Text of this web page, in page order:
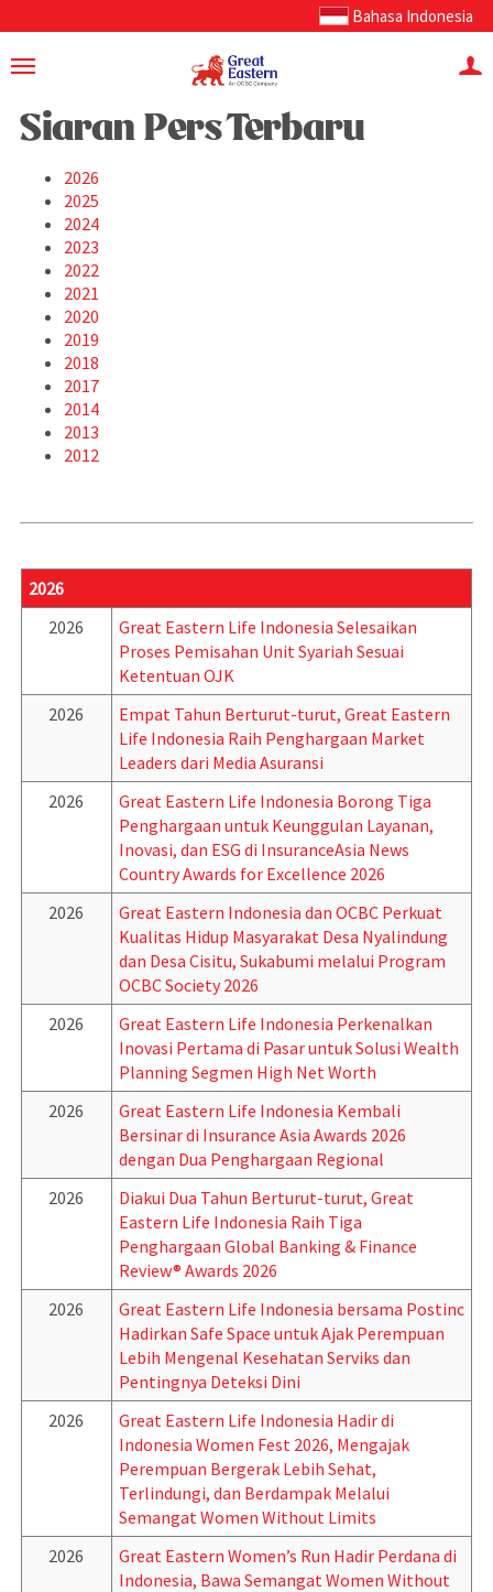
Bahasa Indonesia
Siaran Pers Terbaru
2026
2025
2024
2023
2022
2021
2020
2019
2018
2017
2014
2013
2012
2026
2026
Great Eastern Life Indonesia Selesaikan
Proses Pemisahan Unit Syariah Sesuai
Ketentuan OJK
2026
Empat Tahun Berturut-turut, Great Eastern
Life Indonesia Raih Penghargaan Market
Leaders dari Media Asuransi
2026
Great Eastern Life Indonesia Borong Tiga
Penghargaan untuk Keunggulan Layanan,
Inovasi, dan ESG di InsuranceAsia News
Country Awards for Excellence 2026
2026
Great Eastern Indonesia dan OCBC Perkuat
Kualitas Hidup Masyarakat Desa Nyalindung
dan Desa Cisitu, Sukabumi melalui Program
OCBC Society 2026
2026
Great Eastern Life Indonesia Perkenalkan
Inovasi Pertama di Pasar untuk Solusi Wealth
Planning Segmen High Net Worth
2026
Great Eastern Life Indonesia Kembali
Bersinar di Insurance Asia Awards 2026
dengan Dua Penghargaan Regional
2026
Diakui Dua Tahun Berturut-turut, Great
Eastern Life Indonesia Raih Tiga
Penghargaan Global Banking & Finance
Review® Awards 2026
2026
Great Eastern Life Indonesia bersama Postinc
Hadirkan Safe Space untuk Ajak Perempuan
Lebih Mengenal Kesehatan Serviks dan
Pentingnya Deteksi Dini
2026
Great Eastern Life Indonesia Hadir di
Indonesia Women Fest 2026, Mengajak
Perempuan Bergerak Lebih Sehat,
Terlindungi, dan Berdampak Melalui
Semangat Women Without Limits
2026
Great Eastern Women’s Run Hadir Perdana di
Indonesia, Bawa Semangat Women Without